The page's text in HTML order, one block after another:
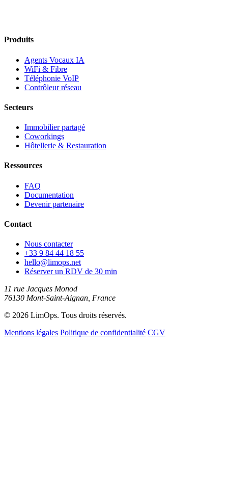
Produits
Agents Vocaux IA
WiFi & Fibre
Téléphonie VoIP
Contrôleur réseau
Secteurs
Immobilier partagé
Coworkings
Hôtellerie & Restauration
Ressources
FAQ
Documentation
Devenir partenaire
Contact
Nous contacter
+33 9 84 44 18 55
hello@limops.net
Réserver un RDV de 30 min
11 rue Jacques Monod
76130 Mont-Saint-Aignan, France
© 2026 LimOps. Tous droits réservés.
Mentions légales Politique de confidentialité CGV